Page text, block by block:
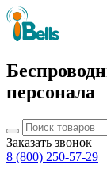
персонала
Заказать звонок
8 (800) 250-57-29